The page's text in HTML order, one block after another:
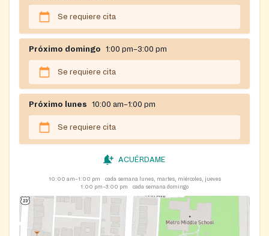
Se requiere cita
Próximo domingo 1:00 pm–3:00 pm
Se requiere cita
Próximo lunes 10:00 am–1:00 pm
Se requiere cita
ACUÉRDAME
10:00 am–1:00 pm
cada semana lunes, martes, miércoles, jueves
1:00 pm–3:00 pm
cada semana domingo